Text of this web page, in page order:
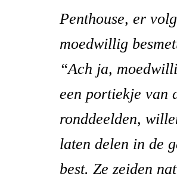
Penthouse, er
moedwillig
“Ach ja,
een portiekje van
ronddeelden,
laten delen in de
best. Ze zeiden